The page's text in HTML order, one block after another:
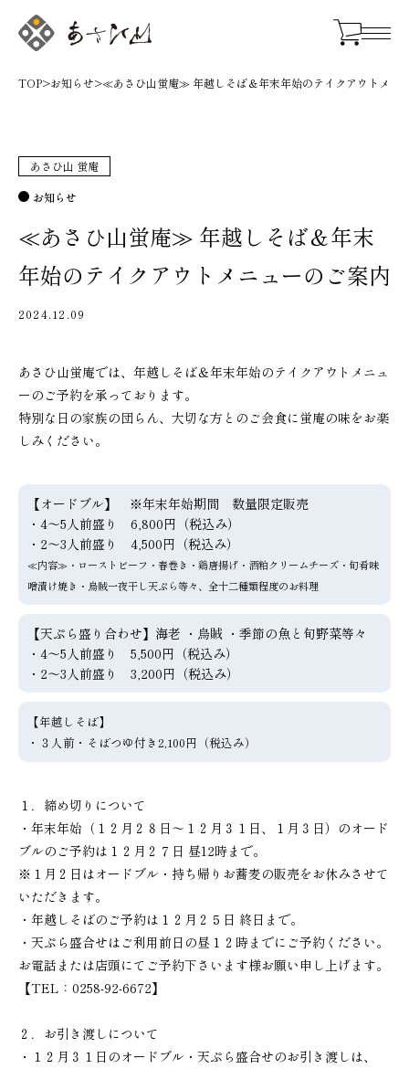
TOP>お知らせ>≪あさひ山蛍庵≫ 年越しそば＆年末年始のテイクアウトメニ
あさひ山 蛍庵
お知らせ
≪あさひ山蛍庵≫ 年越しそば＆年末
年始のテイクアウトメニューのご案内
2024.12.09
あさひ山蛍庵では、年越しそば＆年末年始のテイクアウトメニュ
ーのご予約を承っております。
特別な日の家族の団らん、大切な方とのご会食に蛍庵の味をお楽
しみください。
【オードブル】 ※年末年始期間 数量限定販売
・4～5人前盛り 6,800円（税込み）
・2～3人前盛り 4,500円（税込み）
≪内容≫・ローストビーフ・春巻き・鶏唐揚げ・酒粕クリームチーズ・旬肴味
噌漬け焼き・烏賊一夜干し天ぷら等々、全十二種類程度のお料理
【天ぷら盛り合わせ】海老 ・烏賊 ・季節の魚と旬野菜等々
・4～5人前盛り 5,500円（税込み）
・2～3人前盛り 3,200円（税込み）
【年越しそば】
・３人前・そばつゆ付き2,100円（税込み）
１．締め切りについて
・年末年始（１２月２８日～１２月３１日、１月３日）のオード
ブルのご予約は１２月２７日 昼12時まで。
※１月２日はオードブル・持ち帰りお蕎麦の販売をお休みさせて
いただきます。
・年越しそばのご予約は１２月２５日 終日まで。
・天ぷら盛合せはご利用前日の昼１２時までにご予約ください。
お電話または店頭にてご予約下さいます様お願い申し上げます。
【TEL：0258-92-6672】
２．お引き渡しについて
・１２月３１日のオードブル・天ぷら盛合せのお引き渡しは、